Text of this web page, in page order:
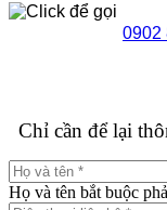
0902
Chỉ cần để lại
Họ và tên bắt buộc